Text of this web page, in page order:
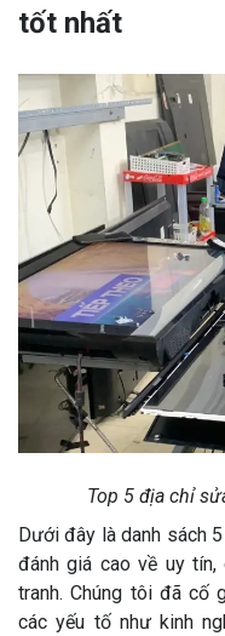
tốt nhất
Top 5 địa chỉ
Dưới đây là danh sách
đánh giá cao về uy
tranh. Chúng tôi đã cố
các yếu tố như kinh